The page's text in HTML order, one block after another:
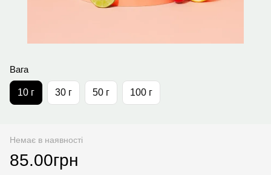
Вага
10 г 30 г 50 г 100 г
Немає в наявності
85.00грн